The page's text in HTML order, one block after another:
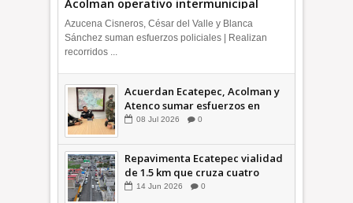
Acolman operativo intermunicipal
Azucena Cisneros, César del Valle y Blanca
Sánchez suman esfuerzos policiales | Realizan
recorridos ...
Acuerdan Ecatepec, Acolman y
Atenco sumar esfuerzos en
seguridad
08 Jul 2026 0
Repavimenta Ecatepec vialidad
de 1.5 km que cruza cuatro
comunidades +Video
14 Jun 2026 0